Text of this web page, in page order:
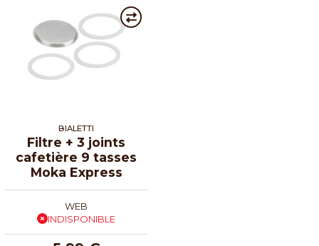
BIALETTI
Filtre + 3 joints
cafetière 9 tasses
Moka Express
WEB
INDISPONIBLE